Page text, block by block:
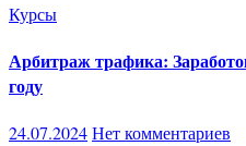
Курсы
Арбитраж трафика:
году
24.07.2024Нет комментариев